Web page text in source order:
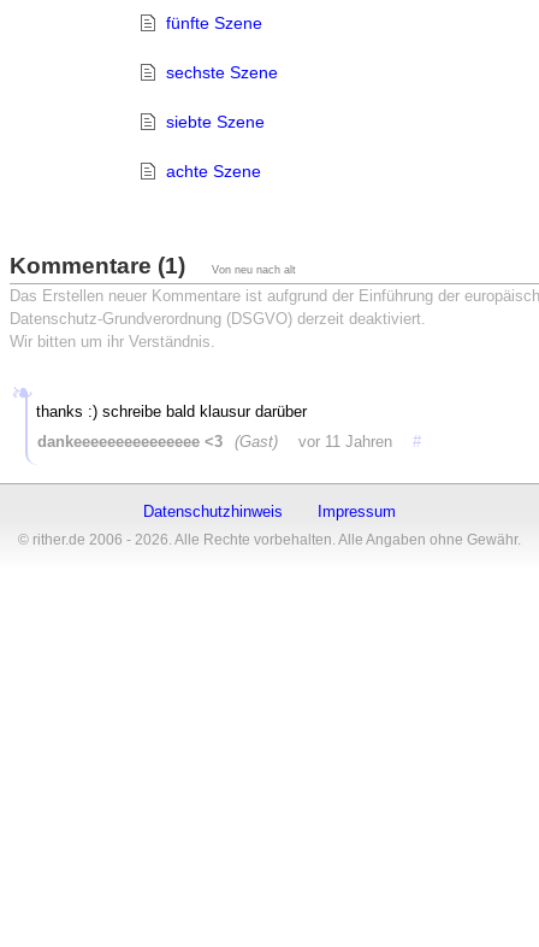
fünfte Szene
sechste Szene
siebte Szene
achte Szene
Kommentare (1) Von neu nach alt
Das Erstellen neuer Kommentare ist aufgrund der Einführung der
Datenschutz-Grundverordnung (DSGVO) derzeit deaktiviert.
Wir bitten um ihr Verständnis.
thanks :) schreibe bald klausur darüber
dankeeeeeeeeeeeeeee <3
(Gast) vor 11 Jahren #
Datenschutzhinweis Impressum
© rither.de 2006 - 2026. Alle Rechte vorbehalten. Alle Angaben ohne Gewähr.